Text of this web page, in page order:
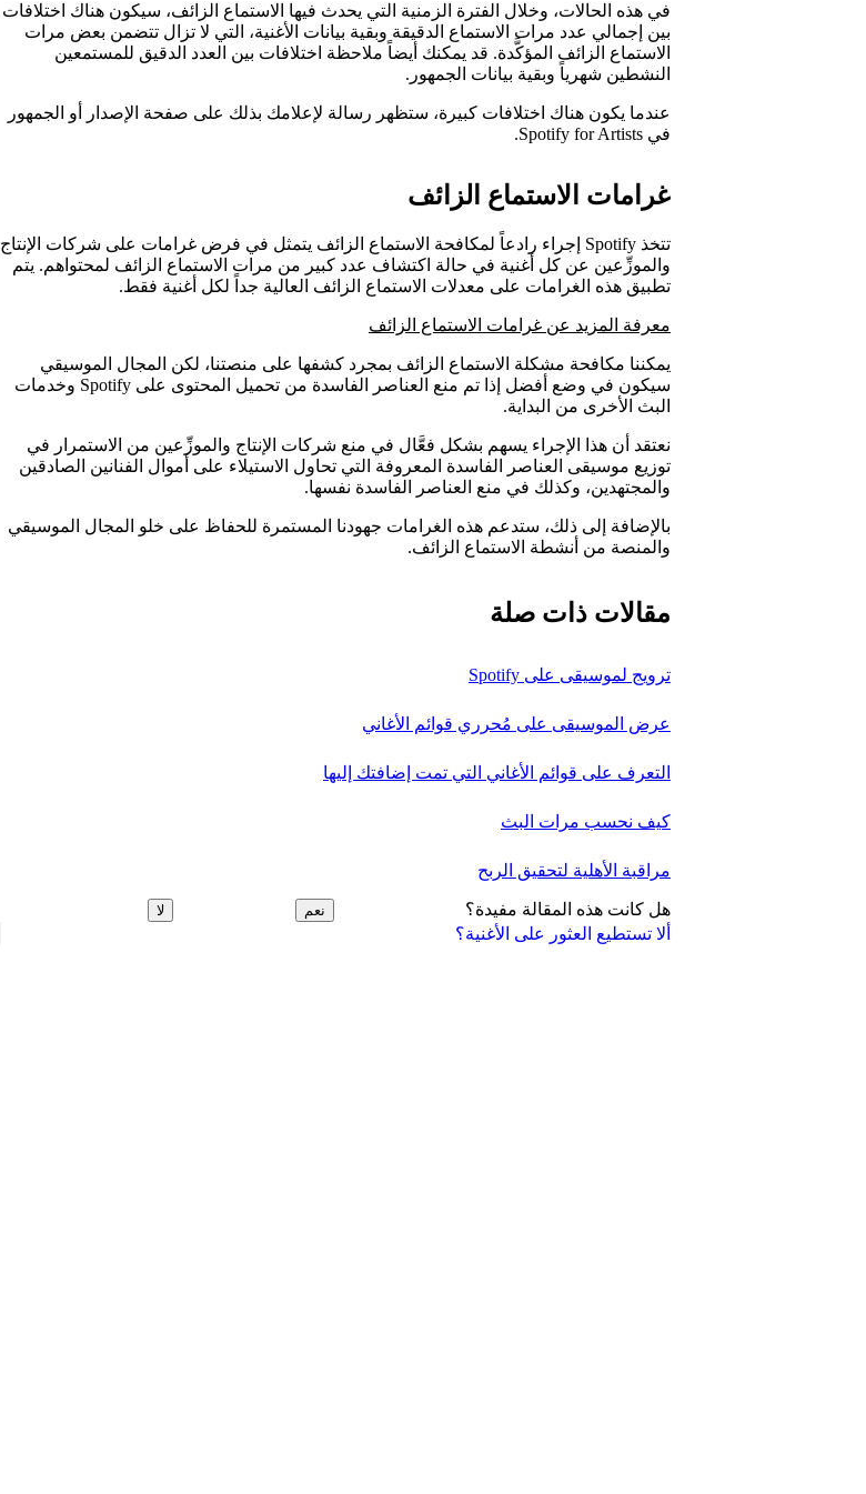
ألا تستطيع العثور على الأغنية؟
في هذه الحالات، وخلال الفترة الزمنية التي يحدث فيها الاستماع الزائف، سيكون هناك اختلافات
بين إجمالي عدد مرات الاستماع الدقيقة وبقية بيانات الأغنية، التي لا تزال تتضمن بعض مرات
الاستماع الزائف المؤكَّدة. قد يمكنك أيضاً ملاحظة اختلافات بين العدد الدقيق للمستمعين
النشطين شهرياً وبقية بيانات الجمهور.
عندما يكون هناك اختلافات كبيرة، ستظهر رسالة لإعلامك بذلك على صفحة الإصدار أو الجمهور
في Spotify for Artists.
غرامات الاستماع الزائف
تتخذ Spotify إجراء رادعاً لمكافحة الاستماع الزائف يتمثل في فرض غرامات على شركات الإنتاج
والموزِّعين عن كل أغنية في حالة اكتشاف عدد كبير من مرات الاستماع الزائف لمحتواهم. يتم
تطبيق هذه الغرامات على معدلات الاستماع الزائف العالية جداً لكل أغنية فقط.
معرفة المزيد عن غرامات الاستماع الزائف
يمكننا مكافحة مشكلة الاستماع الزائف بمجرد كشفها على منصتنا، لكن المجال الموسيقي
سيكون في وضع أفضل إذا تم منع العناصر الفاسدة من تحميل المحتوى على Spotify وخدمات
البث الأخرى من البداية.
نعتقد أن هذا الإجراء يسهم بشكل فعَّال في منع شركات الإنتاج والموزِّعين من الاستمرار في
توزيع موسيقى العناصر الفاسدة المعروفة التي تحاول الاستيلاء على أموال الفنانين الصادقين
والمجتهدين، وكذلك في منع العناصر الفاسدة نفسها.
بالإضافة إلى ذلك، ستدعم هذه الغرامات جهودنا المستمرة للحفاظ على خلو المجال الموسيقي
والمنصة من أنشطة الاستماع الزائف.
مقالات ذات صلة
ترويج لموسيقى على Spotify
عرض الموسيقى على مُحرري قوائم الأغاني
التعرف على قوائم الأغاني التي تمت إضافتك إليها
كيف نحسب مرات البث
مراقبة الأهلية لتحقيق الربح
هل كانت هذه المقالة مفيدة؟ نعم لا